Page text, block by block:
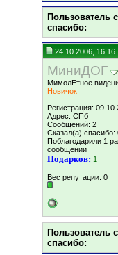
Пользователь
cпасибо:
24.10.2006, 16:16
МиниДОГ
МимолЕтное
Новичок
Регистрация:
Адрес: СПб
Сообщений: 2
Сказал(а) спасибо:
Поблагодарили 1
сообщении
Подарков: 1
Вес репутации: 0
Пользователь
cпасибо: